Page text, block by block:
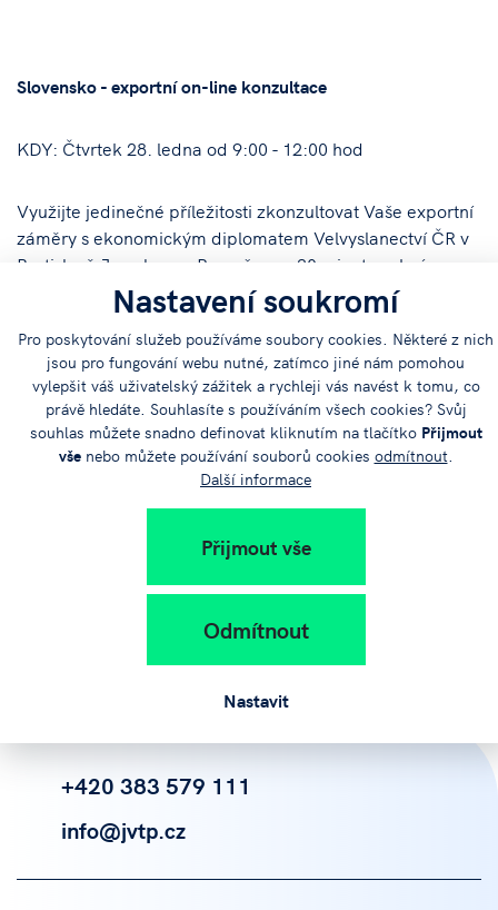
Nastavení soukromí
Pro poskytování služeb používáme soubory cookies. Některé z nich
jsou pro fungování webu nutné, zatímco jiné nám pomohou
vylepšit váš uživatelský zážitek a rychleji vás navést k tomu, co
právě hledáte. Souhlasíte s používáním všech cookies? Svůj
souhlas můžete snadno definovat kliknutím na tlačítko Přijmout
všenebo můžete používání souborů cookies odmítnout.
Další informace
Přijmout vše
Odmítnout
Nastavit
Slovensko - exportní on-line konzultace
KDY: Čtvrtek 28. ledna od 9:00 - 12:00 hod
Využijte jedinečné příležitosti zkonzultovat Vaše exportní
záměry s ekonomickým diplomatem Velvyslanectví ČR v
Bratislavě Jaroslavem Remešem - 30 minut osobní
konzultace jenom pro Vás a navícZDARMA .
Individuální termín a ostatní informaceZDE.
článek na:
+420 383 579 111
info@jvtp.cz